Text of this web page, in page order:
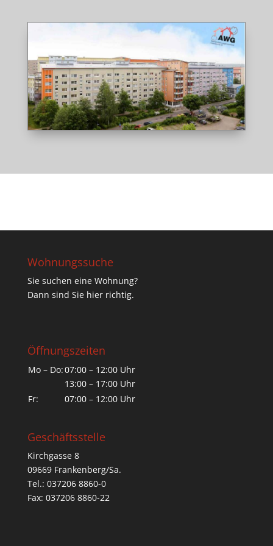
Wohnungssuche
Sie suchen eine Wohnung?
Dann sind Sie hier richtig.
Öffnungszeiten
Mo – Do:07:00 – 12:00 Uhr
13:00 – 17:00 Uhr
Fr:
07:00 – 12:00 Uhr
Geschäftsstelle
Kirchgasse 8
09669 Frankenberg/Sa.
Tel.: 037206 8860-0
Fax: 037206 8860-22